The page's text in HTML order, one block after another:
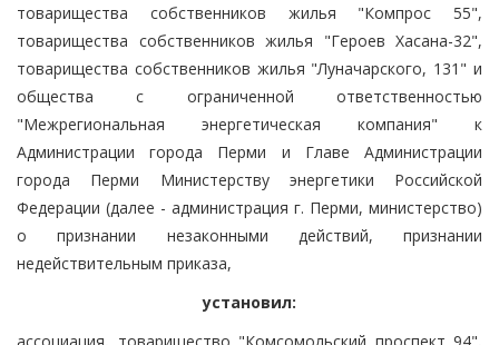
товарищества собственников жилья "Компрос 55",
товарищества собственников жилья "Героев Хасана-32",
товарищества собственников жилья "Луначарского, 131" и
общества с ограниченной ответственностью
"Межрегиональная энергетическая компания" к
Администрации города Перми и Главе Администрации
города Перми Министерству энергетики Российской
Федерации (далее - администрация г. Перми, министерство)
о признании незаконными действий, признании
недействительным приказа,
установил: